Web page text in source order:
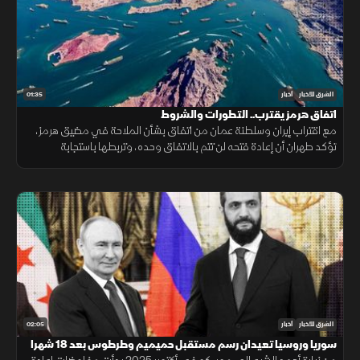
01:35 الشرق للأخبار أخبار
اتفاق هرمز يقترب.. التطورات والشروط
مع اقتراب إيران وسلطنة عمان من اتفاق بشأن الملاحة في مضيق هرمز،
تؤكد طهران أن إعادة فتحه لن تتم بالاتفاق وحده، وتربطها باستجابة
02:05 الشرق للأخبار أخبار
سوريا وروسيا تعيدان رسم مستقبل حميميم وطرطوس بعد 18 شهرا